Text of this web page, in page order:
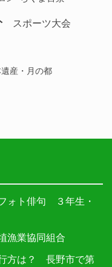
スポーツ大会
遺産・月の都
ォト俳句 ３年生・
漁業協同組合
方は？ 長野市で第